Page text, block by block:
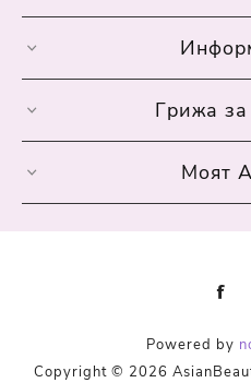
Грижа за
Моят
Powered by
Copyright © 2026